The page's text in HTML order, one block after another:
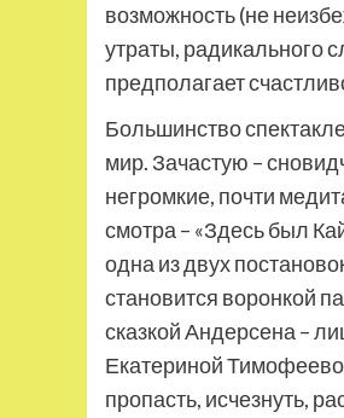
возможность (не
утраты, радикального
предполагает
Большинство
мир. Зачастую –
негромкие, почти
смотра – «Здесь был
одна из двух
становится воронкой
сказкой Андерсена –
Екатериной
пропасть, исчезнуть,